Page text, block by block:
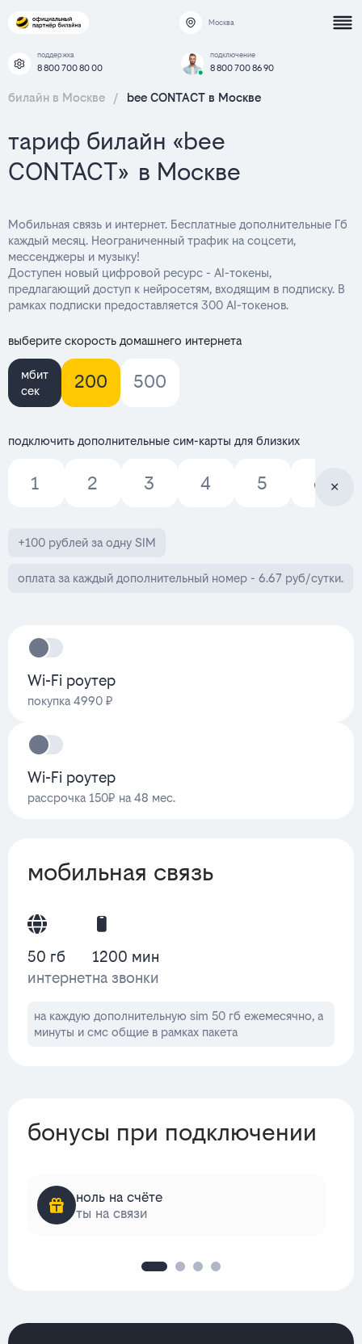
Москва
поддержка
8 800 700 80 00
подключение
8 800 700 86 90
билайн в Москве / bee CONTACT в Москве
тариф билайн «bee
CONTACT» в Москве
Мобильная связь и интернет. Бесплатные дополнительные Гб
каждый месяц. Неограниченный трафик на соцсети,
мессенджеры и музыку!
Доступен новый цифровой ресурс - AI-токены,
предлагающий доступ к нейросетям, входящим в подписку. В
рамках подписки предоставляется 300 AI-токенов.
выберите скорость домашнего интернета
мбит
сек
200 500
подключить дополнительные сим-карты для близких
1 2 3 4 5 6
+100 рублей за одну SIM
оплата за каждый дополнительный номер - 6.67 руб/сутки.
Wi-Fi роутер
покупка 4990 ₽
Wi-Fi роутер
рассрочка 150₽ на 48 мес.
мобильная связь
50 гб
интернет
1200 мин
на звонки
на каждую дополнительную sim 50 гб ежемесячно, а
минуты и смс общие в рамках пакета
бонусы при подключении
ноль на счёте
ты на связи